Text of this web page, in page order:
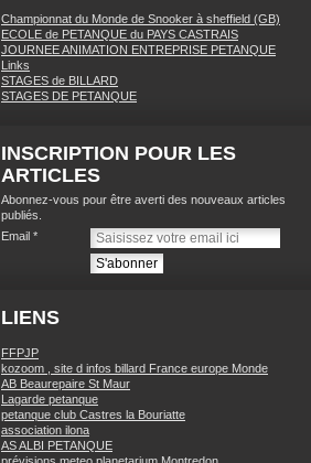
Championnat du Monde de Snooker à sheffield (GB)
ECOLE de PETANQUE du PAYS CASTRAIS
JOURNEE ANIMATION ENTREPRISE PETANQUE
Links
STAGES de BILLARD
STAGES DE PETANQUE
INSCRIPTION POUR LES
ARTICLES
Abonnez-vous pour être averti des nouveaux articles
publiés.
Email
LIENS
FFPJP
kozoom , site d infos billard France europe Monde
AB Beaurepaire St Maur
Lagarde petanque
petanque club Castres la Bouriatte
association ilona
AS ALBI PETANQUE
prévisions meteo planetarium Montredon